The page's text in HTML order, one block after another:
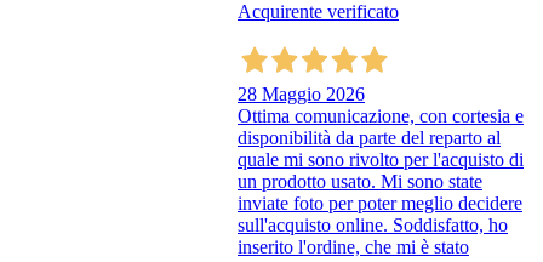
Acquirente verificato
28 Maggio 2026
Ottima comunicazione, con cortesia e
disponibilità da parte del reparto al
quale mi sono rivolto per l'acquisto di
un prodotto usato. Mi sono state
inviate foto per poter meglio decidere
sull'acquisto online. Soddisfatto, ho
inserito l'ordine, che mi è stato